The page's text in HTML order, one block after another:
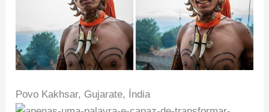
Povo Kakhsar, Gujarate, Índia